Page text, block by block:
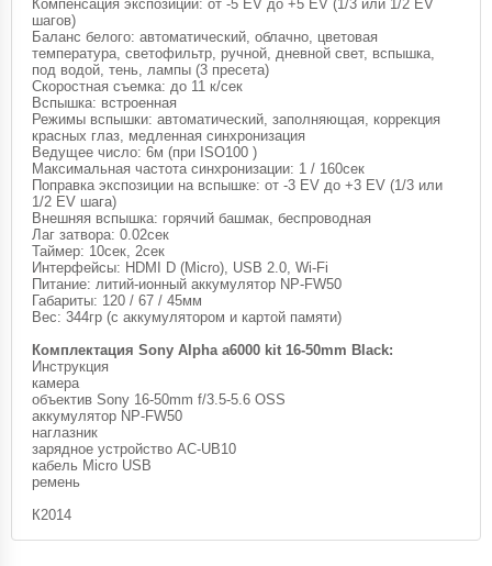
Компенсация экспозиции: от -5 EV до +5 EV (1/3 или 1/2 EV
шагов)
Баланс белого: автоматический, облачно, цветовая
температура, светофильтр, ручной, дневной свет, вспышка,
под водой, тень, лампы (3 пресета)
Скоростная съемка: до 11 к/сек
Вспышка: встроенная
Режимы вспышки: автоматический, заполняющая, коррекция
красных глаз, медленная синхронизация
Ведущее число: 6м (при ISO100 )
Максимальная частота синхронизации: 1 / 160сек
Поправка экспозиции на вспышке: от -3 EV до +3 EV (1/3 или
1/2 EV шага)
Внешняя вспышка: горячий башмак, беспроводная
Лаг затвора: 0.02сек
Таймер: 10сек, 2сек
Интерфейсы: HDMI D (Micro), USB 2.0, Wi-Fi
Питание: литий-ионный аккумулятор NP-FW50
Габариты: 120 / 67 / 45мм
Вес: 344гр (с аккумулятором и картой памяти)
Комплектация Sony Alpha a6000 kit 16-50mm Black:
Инструкция
камера
объектив Sony 16-50mm f/3.5-5.6 OSS
аккумулятор NP-FW50
наглазник
зарядное устройство AC-UB10
кабель Micro USB
ремень
К2014